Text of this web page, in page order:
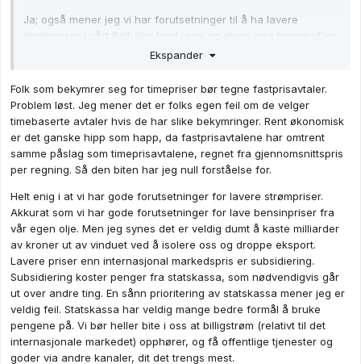
Ja; også mener jeg vi har forutsetninger til å ha lavere
strømpriser i vårt fjell-rike land, ene og alene pga topografien
som gir rikelig med nedbør og gratis potensiell energi.
Ekspander
Folk som bekymrer seg for timepriser bør tegne fastprisavtaler.
Problem løst. Jeg mener det er folks egen feil om de velger
timebaserte avtaler hvis de har slike bekymringer. Rent økonomisk
er det ganske hipp som happ, da fastprisavtalene har omtrent
samme påslag som timeprisavtalene, regnet fra gjennomsnittspris
per regning. Så den biten har jeg null forståelse for.
Helt enig i at vi har gode forutsetninger for lavere strømpriser.
Akkurat som vi har gode forutsetninger for lave bensinpriser fra
vår egen olje. Men jeg synes det er veldig dumt å kaste milliarder
av kroner ut av vinduet ved å isolere oss og droppe eksport.
Lavere priser enn internasjonal markedspris er subsidiering.
Subsidiering koster penger fra statskassa, som nødvendigvis går
ut over andre ting. En sånn prioritering av statskassa mener jeg er
veldig feil. Statskassa har veldig mange bedre formål å bruke
pengene på. Vi bør heller bite i oss at billigstrøm (relativt til det
internasjonale markedet) opphører, og få offentlige tjenester og
goder via andre kanaler, dit det trengs mest.